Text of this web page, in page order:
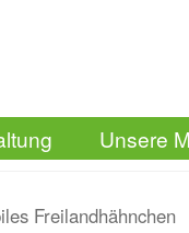
Unsere
Freilandhähnchen